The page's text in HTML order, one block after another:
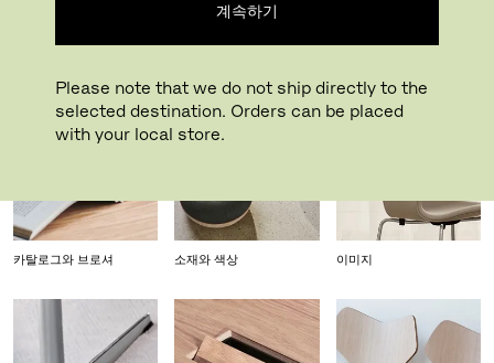
계속하기
Please note that we do not ship directly to the
selected destination. Orders can be placed
with your local store.
카탈로그와 브로셔 소재와 색상 이미지